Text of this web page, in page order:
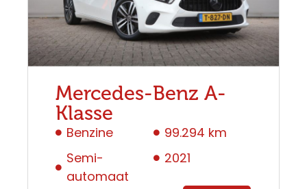
Mercedes-Benz A-
Klasse
Benzine
Semi-
automaat
99.294 km
2021